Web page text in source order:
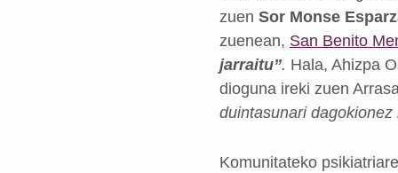
zuen Sor Monse
zuenean, San Benito
jarraitu”. Hala, Ahizpa
dioguna ireki zuen
duintasunari
Komunitateko